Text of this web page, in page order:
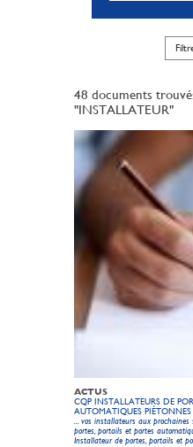
48 documents
"INSTALLATEUR"
ACTUS
CQP INSTALLATEURS DE
AUTOMATIQUES PIÉTONNES
... vos installateurs aux prochaines
portes, portails et portes
Installateur de portes, portails et